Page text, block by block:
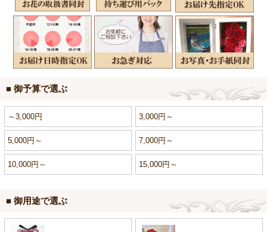
■ 御予算で選ぶ
～3,000円 3,000円～
5,000円～ 7,000円～
10,000円～ 15,000円～
■ 御用途で選ぶ